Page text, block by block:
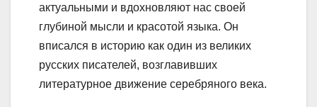
актуальными и вдохновляют нас своей
глубиной мысли и красотой языка. Он
вписался в историю как один из великих
русских писателей, возглавивших
литературное движение серебряного века.